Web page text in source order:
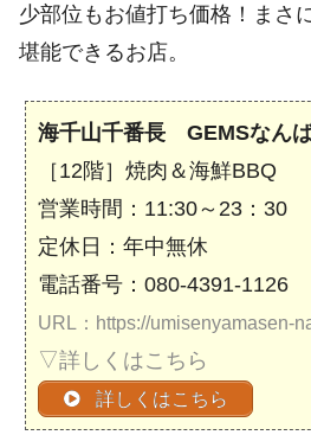
少部位もお値打ち価格！まさ
堪能できるお店。
海千山千番長 GEMSなん
［12階］焼肉＆海鮮BBQ
営業時間：11:30～23：30
定休日：年中無休
電話番号：080-4391-1126
URL：https://umisenyamasen-
▽詳しくはこちら
詳しくはこちら